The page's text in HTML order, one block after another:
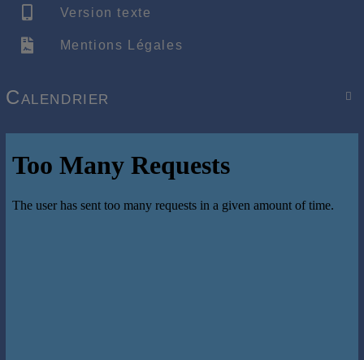
Version texte
Mentions Légales

Calendrier